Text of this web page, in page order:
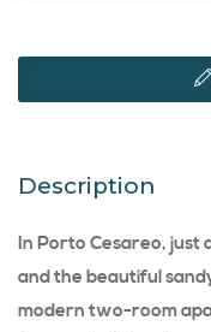
Description
In Porto Cesareo,
and the beautiful
modern two-room